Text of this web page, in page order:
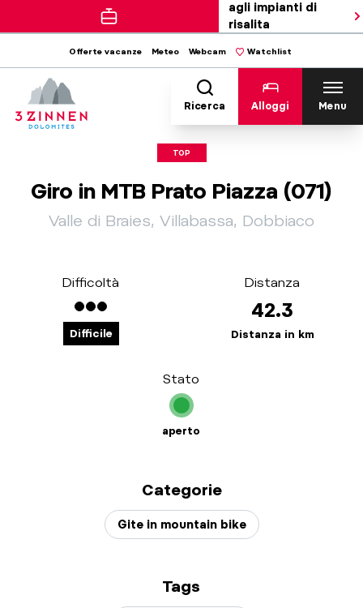
agli impianti di
risalita
Offerte vacanze Meteo Webcam Watchlist
Ricerca Alloggi Menu
TOP
Giro in MTB Prato Piazza (071)
Valle di Braies, Villabassa, Dobbiaco
Difficoltà
Difficile
Distanza
42.3
Distanza in km
Stato
aperto
Categorie
Gite in mountain bike
Tags